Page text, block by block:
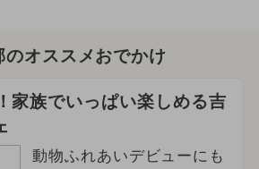
のオススメおでかけ
家族でいっぱい楽しめる吉
動物ふれあいデビューにも